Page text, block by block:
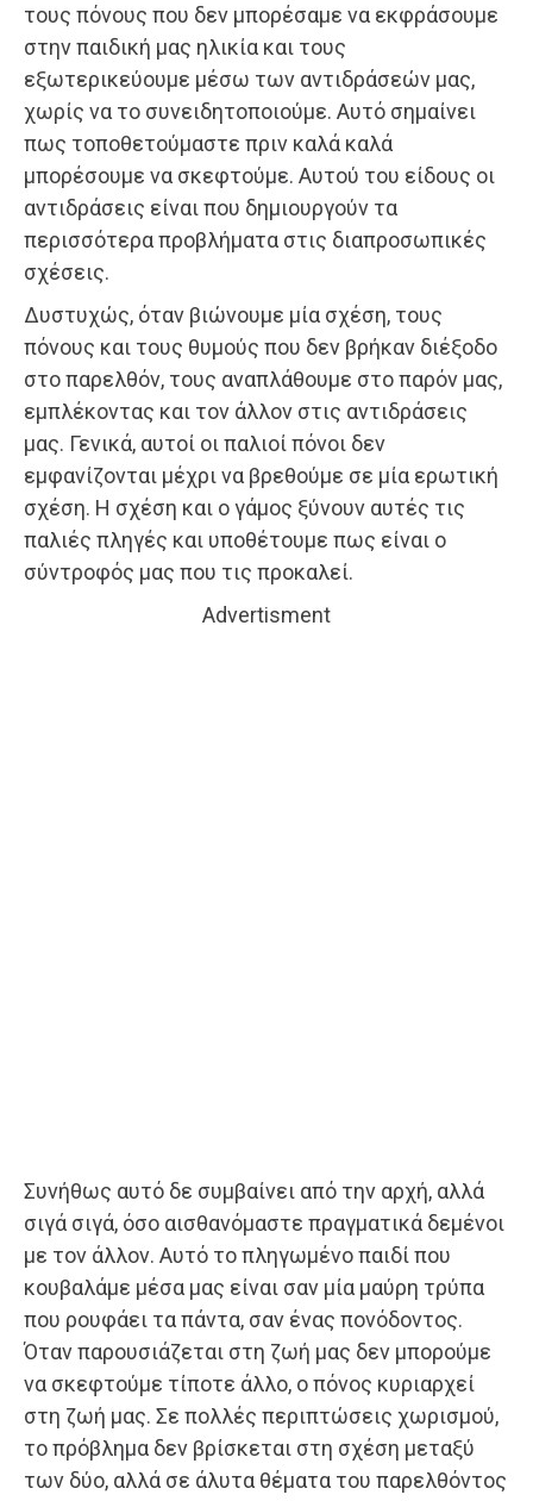
τους πόνους που δεν μπορέσαμε να εκφράσουμε
στην παιδική μας ηλικία και τους
εξωτερικεύουμε μέσω των αντιδράσεών μας,
χωρίς να το συνειδητοποιούμε. Αυτό σημαίνει
πως τοποθετούμαστε πριν καλά καλά
μπορέσουμε να σκεφτούμε. Αυτού του είδους οι
αντιδράσεις είναι που δημιουργούν τα
περισσότερα προβλήματα στις διαπροσωπικές
σχέσεις.
Δυστυχώς, όταν βιώνουμε μία σχέση, τους
πόνους και τους θυμούς που δεν βρήκαν διέξοδο
στο παρελθόν, τους αναπλάθουμε στο παρόν μας,
εμπλέκοντας και τον άλλον στις αντιδράσεις
μας. Γενικά, αυτοί οι παλιοί πόνοι δεν
εμφανίζονται μέχρι να βρεθούμε σε μία ερωτική
σχέση. Η σχέση και ο γάμος ξύνουν αυτές τις
παλιές πληγές και υποθέτουμε πως είναι ο
σύντροφός μας που τις προκαλεί.
Advertisment
Συνήθως αυτό δε συμβαίνει από την αρχή, αλλά
σιγά σιγά, όσο αισθανόμαστε πραγματικά δεμένοι
με τον άλλον. Αυτό το πληγωμένο παιδί που
κουβαλάμε μέσα μας είναι σαν μία μαύρη τρύπα
που ρουφάει τα πάντα, σαν ένας πονόδοντος.
Όταν παρουσιάζεται στη ζωή μας δεν μπορούμε
να σκεφτούμε τίποτε άλλο, ο πόνος κυριαρχεί
στη ζωή μας. Σε πολλές περιπτώσεις χωρισμού,
το πρόβλημα δεν βρίσκεται στη σχέση μεταξύ
των δύο, αλλά σε άλυτα θέματα του παρελθόντος